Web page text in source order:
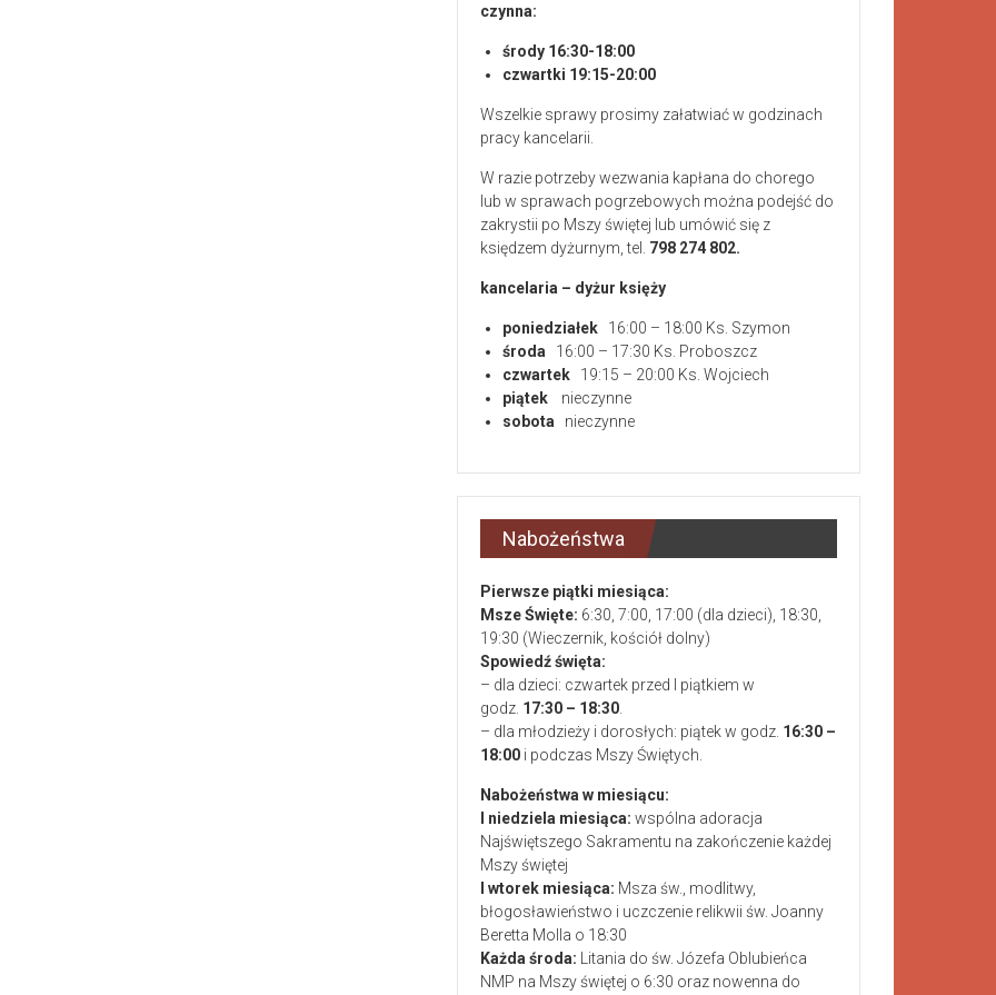
czynna:
środy 16:30-18:00
czwartki 19:15-20:00
Wszelkie sprawy prosimy załatwiać w godzinach
pracy kancelarii.
W razie potrzeby wezwania kapłana do chorego
lub w sprawach pogrzebowych można podejść do
zakrystii po Mszy świętej lub umówić się z
księdzem dyżurnym, tel.
798 274 802.
kancelaria – dyżur księży
poniedziałek 16:00 – 18:00 Ks. Szymon
środa 16:00 – 17:30 Ks. Proboszcz
czwartek 19:15 – 20:00 Ks. Wojciech
piątek
nieczynne
sobota nieczynne
Nabożeństwa
Pierwsze piątki miesiąca:
Msze Święte: 6:30, 7:00, 17:00 (dla dzieci), 18:30,
19:30 (Wieczernik, kościół dolny)
Spowiedź święta:
– dla dzieci: czwartek przed I piątkiem w
godz. 17:30 – 18:30
– dla młodzieży i dorosłych: piątek w godz. 16:30 –
18:00 i podczas Mszy Świętych.
Nabożeństwa w miesiącu:
I niedziela miesiąca: wspólna adoracja
Najświętszego Sakramentu na zakończenie każdej
Mszy świętej
I wtorek miesiąca: Msza św., modlitwy,
błogosławieństwo i uczczenie relikwii św. Joanny
Beretta Molla o 18:30
Każda środa: Litania do św. Józefa Oblubieńca
NMP na Mszy świętej o 6:30 oraz nowenna do